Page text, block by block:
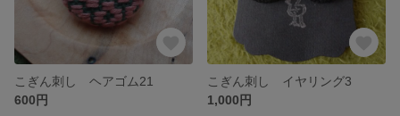
こぎん刺し ヘアゴム21
600円
こぎん刺し イヤリング3
1,000円